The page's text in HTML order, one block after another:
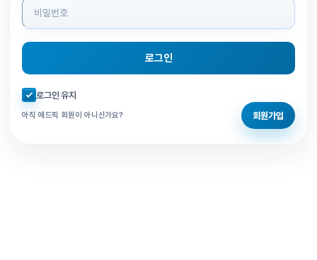
로그인
자동로그인 체크
로그인 유지
아직 애드픽 회원이 아니신가요? 회원가입